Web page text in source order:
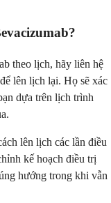
theo lịch, hãy liên hệ
lên lịch lại. Họ sẽ xác
dựa trên lịch trình
lên lịch các lần điều
kế hoạch điều trị
hướng trong khi vẫn